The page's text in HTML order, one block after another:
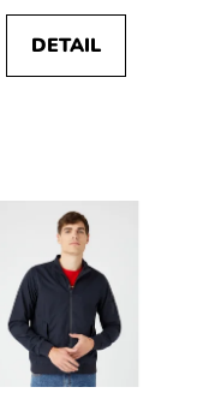
DETAIL